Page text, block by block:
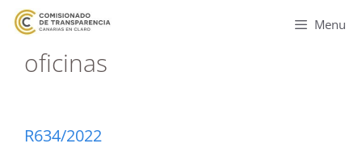
Menu
oficinas
R634/2022